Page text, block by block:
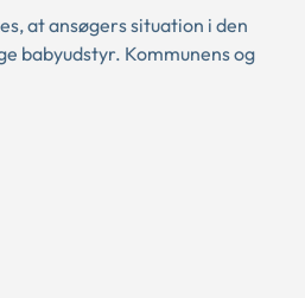
at ansøgers situation i den
babyudstyr. Kommunens og